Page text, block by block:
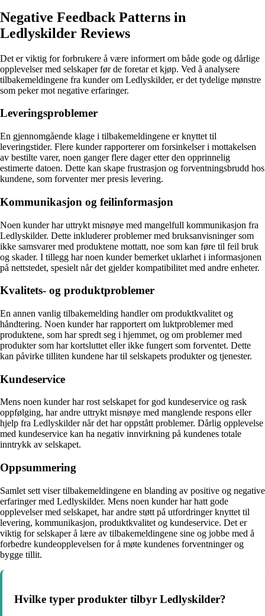
Negative Feedback Patterns in
Ledlyskilder Reviews
Det er viktig for forbrukere å være informert om både gode og dårlige
opplevelser med selskaper før de foretar et kjøp. Ved å analysere
tilbakemeldingene fra kunder om Ledlyskilder, er det tydelige mønstre
som peker mot negative erfaringer.
Leveringsproblemer
En gjennomgående klage i tilbakemeldingene er knyttet til
leveringstider. Flere kunder rapporterer om forsinkelser i mottakelsen
av bestilte varer, noen ganger flere dager etter den opprinnelig
estimerte datoen. Dette kan skape frustrasjon og forventningsbrudd hos
kundene, som forventer mer presis levering.
Kommunikasjon og feilinformasjon
Noen kunder har uttrykt misnøye med mangelfull kommunikasjon fra
Ledlyskilder. Dette inkluderer problemer med bruksanvisninger som
ikke samsvarer med produktene mottatt, noe som kan føre til feil bruk
og skader. I tillegg har noen kunder bemerket uklarhet i informasjonen
på nettstedet, spesielt når det gjelder kompatibilitet med andre enheter.
Kvalitets- og produktproblemer
En annen vanlig tilbakemelding handler om produktkvalitet og
håndtering. Noen kunder har rapportert om luktproblemer med
produktene, som har spredt seg i hjemmet, og om problemer med
produkter som har kortsluttet eller ikke fungert som forventet. Dette
kan påvirke tilliten kundene har til selskapets produkter og tjenester.
Kundeservice
Mens noen kunder har rost selskapet for god kundeservice og rask
oppfølging, har andre uttrykt misnøye med manglende respons eller
hjelp fra Ledlyskilder når det har oppstått problemer. Dårlig opplevelse
med kundeservice kan ha negativ innvirkning på kundenes totale
inntrykk av selskapet.
Oppsummering
Samlet sett viser tilbakemeldingene en blanding av positive og negative
erfaringer med Ledlyskilder. Mens noen kunder har hatt gode
opplevelser med selskapet, har andre støtt på utfordringer knyttet til
levering, kommunikasjon, produktkvalitet og kundeservice. Det er
viktig for selskaper å lære av tilbakemeldingene sine og jobbe med å
forbedre kundeopplevelsen for å møte kundenes forventninger og
bygge tillit.
Hvilke typer produkter tilbyr Ledlyskilder?